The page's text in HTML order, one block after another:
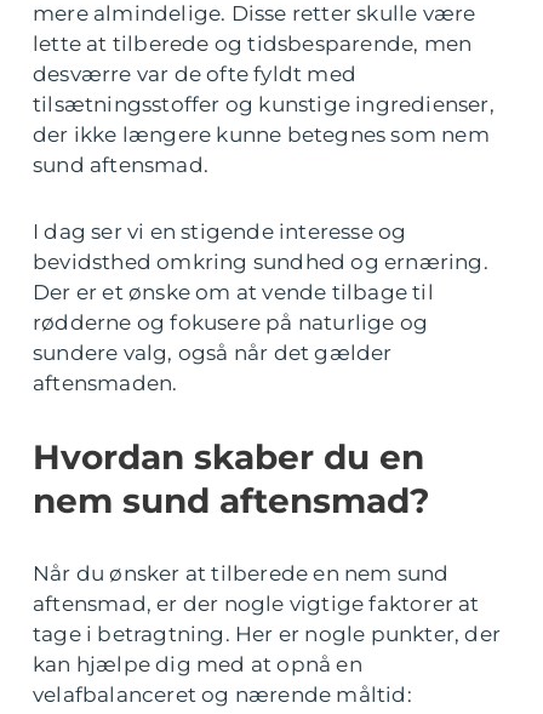
mere almindelige. Disse retter skulle være
lette at tilberede og tidsbesparende, men
desværre var de ofte fyldt med
tilsætningsstoffer og kunstige ingredienser,
der ikke længere kunne betegnes som nem
sund aftensmad.
I dag ser vi en stigende interesse og
bevidsthed omkring sundhed og ernæring.
Der er et ønske om at vende tilbage til
rødderne og fokusere på naturlige og
sundere valg, også når det gælder
aftensmaden.
Hvordan skaber du en
nem sund aftensmad?
Når du ønsker at tilberede en nem sund
aftensmad, er der nogle vigtige faktorer at
tage i betragtning. Her er nogle punkter, der
kan hjælpe dig med at opnå en
velafbalanceret og nærende måltid: